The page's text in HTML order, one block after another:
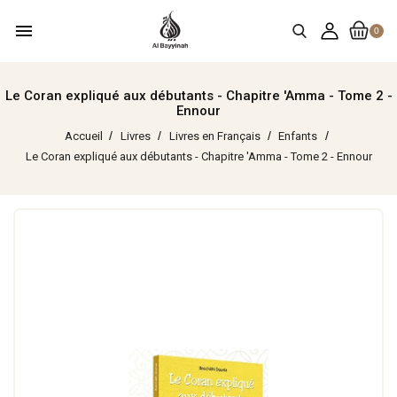
0
menu
Le Coran expliqué aux débutants - Chapitre 'Amma - Tome 2 -
Ennour
Accueil Livres Livres en Français
Enfants
Le Coran expliqué aux débutants - Chapitre 'Amma - Tome 2 - Ennour